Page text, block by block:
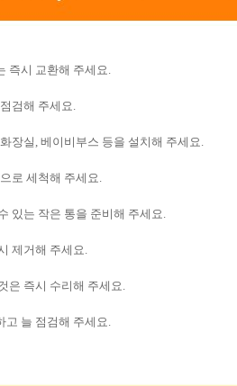
즉시 교환해 주세요.
검해 주세요.
장실, 베이비부스 등을 설치해 주세요.
로 세척해 주세요.
있는 작은 통을 준비해 주세요.
제거해 주세요.
은 즉시 수리해 주세요.
늘 점검해 주세요.